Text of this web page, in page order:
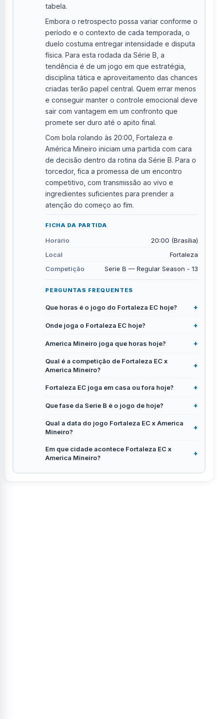
tabela.
Embora o retrospecto possa variar conforme o
período e o contexto de cada temporada, o
duelo costuma entregar intensidade e disputa
física. Para esta rodada da Série B, a
tendência é de um jogo em que estratégia,
disciplina tática e aproveitamento das chances
criadas terão papel central. Quem errar menos
e conseguir manter o controle emocional deve
sair com vantagem em um confronto que
promete ser duro até o apito final.
Com bola rolando às 20:00, Fortaleza e
América Mineiro iniciam uma partida com cara
de decisão dentro da rotina da Série B. Para o
torcedor, fica a promessa de um encontro
competitivo, com transmissão ao vivo e
ingredientes suficientes para prender a
atenção do começo ao fim.
FICHA DA PARTIDA
Horário
20:00 (Brasília)
Local
Fortaleza
Competição
Serie B — Regular Season - 13
PERGUNTAS FREQUENTES
Que horas é o jogo do Fortaleza EC hoje?
Onde joga o Fortaleza EC hoje?
America Mineiro joga que horas hoje?
Qual é a competição de Fortaleza EC x
America Mineiro?
Fortaleza EC joga em casa ou fora hoje?
Que fase da Serie B é o jogo de hoje?
Qual a data do jogo Fortaleza EC x America
Mineiro?
Em que cidade acontece Fortaleza EC x
America Mineiro?